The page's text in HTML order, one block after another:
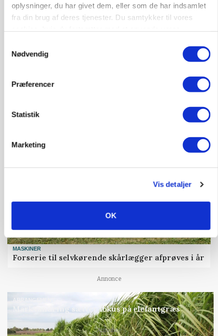
oplysninger, du har givet dem, eller som de har indsamlet
fra din brug af deres tjenester. Du samtykker til vores
Nødvendig
Præferencer
Statistik
Marketing
Vis detaljer
OK
Svineproducenter kalder Danish Crowns pris en
MASKINER
Forserie til selvkørende skårlægger afprøves i år
Annonce
ARRANGEMENT
Markvandring sætter fokus på elefantgræs
Annonce